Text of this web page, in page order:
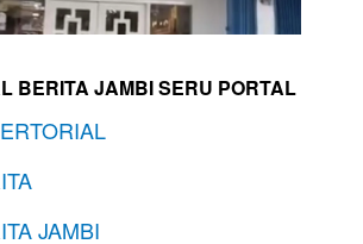
BERITA JAMBI SERU PORTAL
JAMBI